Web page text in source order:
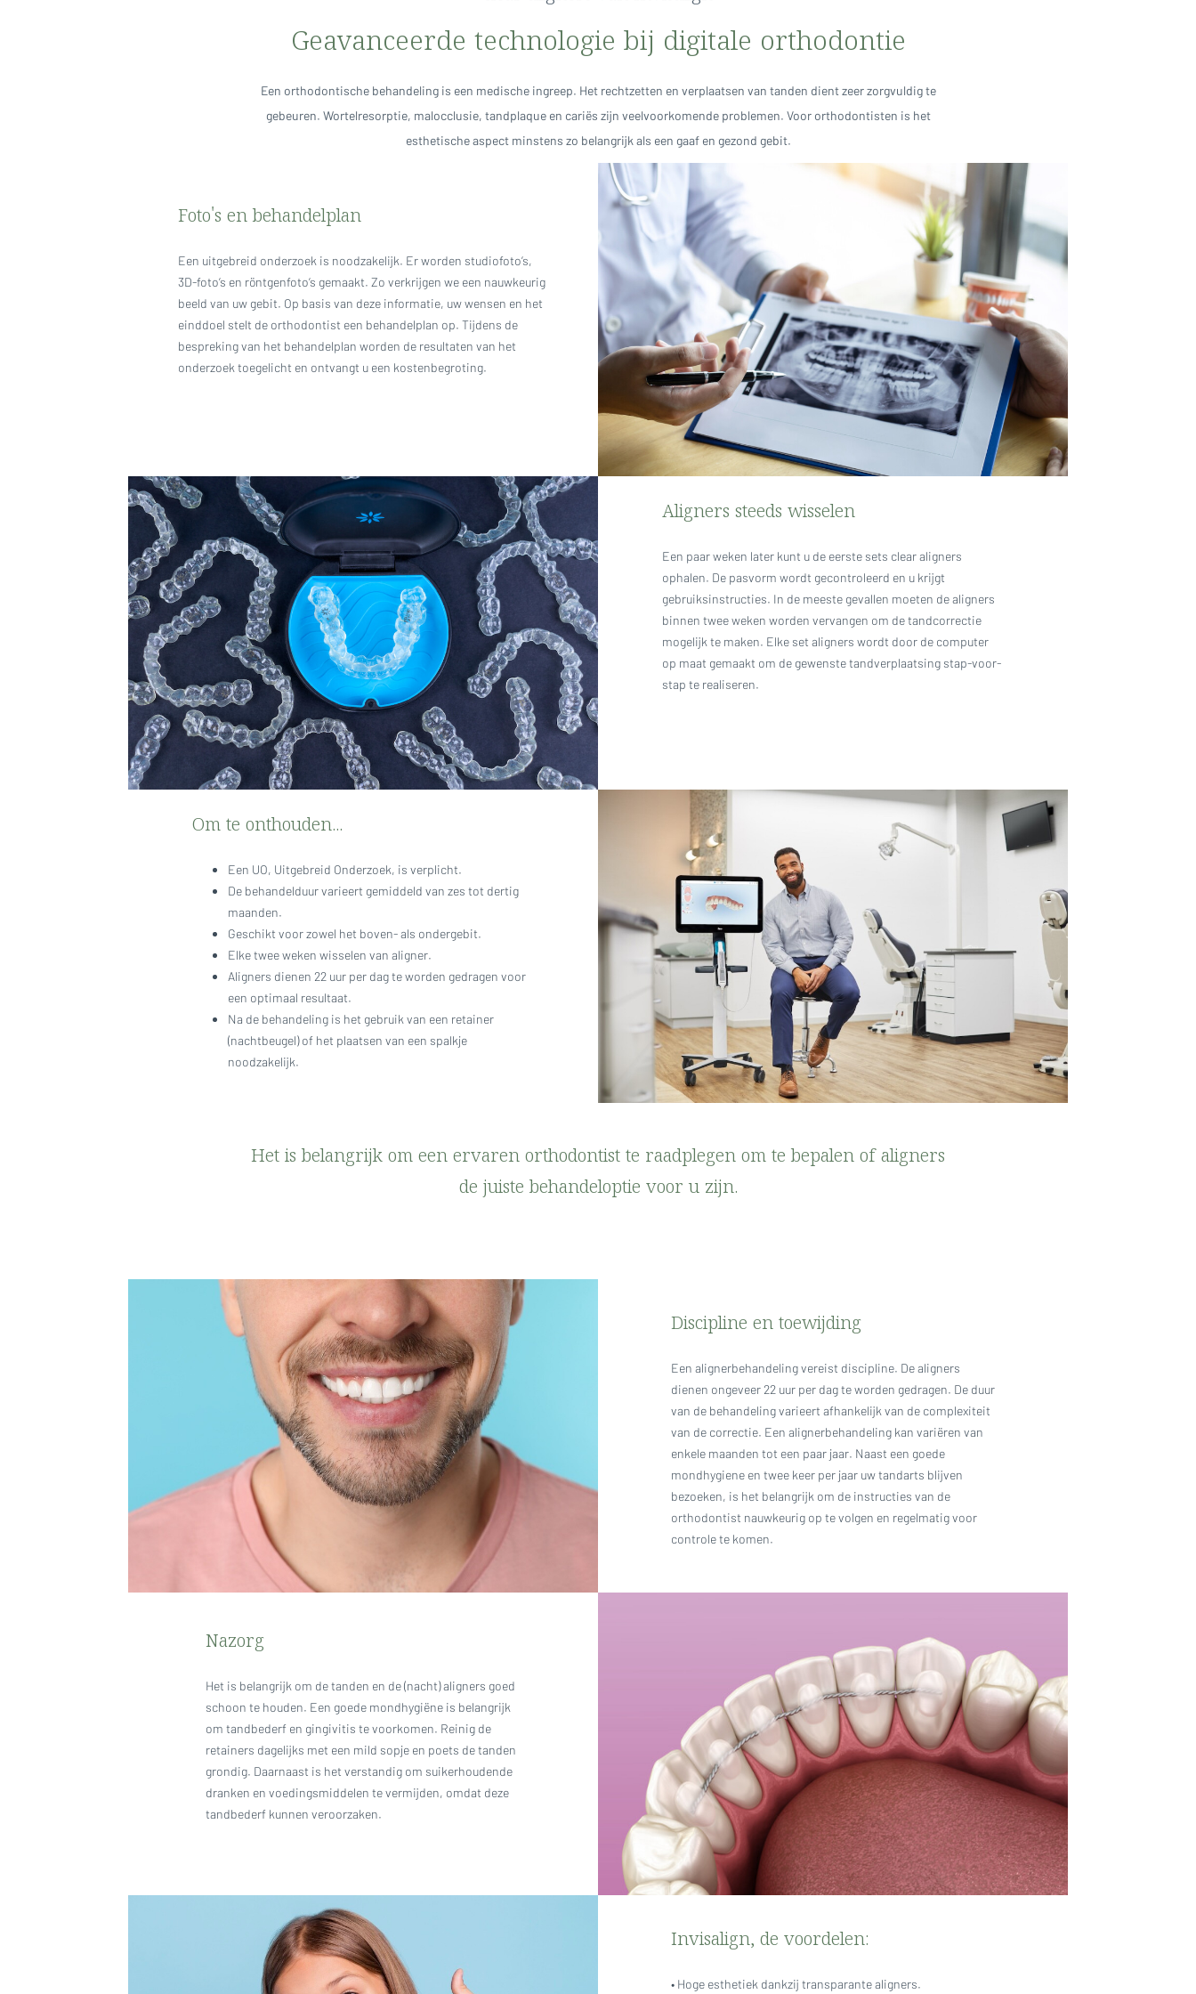
Geavanceerde technologie bij digitale orthodontie
Een orthodontische behandeling is een medische ingreep. Het rechtzetten en verplaatsen van tanden dient zeer zorgvuldig te
gebeuren. Wortelresorptie, malocclusie, tandplaque en cariës zijn veelvoorkomende problemen. Voor orthodontisten is het
esthetische aspect minstens zo belangrijk als een gaaf en gezond gebit.
Foto's en behandelplan
Een uitgebreid onderzoek is noodzakelijk. Er worden studiofoto’s,
3D-foto’s en röntgenfoto’s gemaakt. Zo verkrijgen we een nauwkeurig
beeld van uw gebit. Op basis van deze informatie, uw wensen en het
einddoel stelt de orthodontist een behandelplan op. Tijdens de
bespreking van het behandelplan worden de resultaten van het
onderzoek toegelicht en ontvangt u een kostenbegroting.
Aligners steeds wisselen
Een paar weken later kunt u de eerste sets clear aligners
ophalen. De pasvorm wordt gecontroleerd en u krijgt
gebruiksinstructies. In de meeste gevallen moeten de aligners
binnen twee weken worden vervangen om de tandcorrectie
mogelijk te maken. Elke set aligners wordt door de computer
op maat gemaakt om de gewenste tandverplaatsing stap-voor-
stap te realiseren.
Om te onthouden...
Een UO, Uitgebreid Onderzoek, is verplicht.
De behandelduur varieert gemiddeld van zes tot dertig
maanden.
Geschikt voor zowel het boven- als ondergebit.
Elke twee weken wisselen van aligner.
Aligners dienen 22 uur per dag te worden gedragen voor
een optimaal resultaat.
Na de behandeling is het gebruik van een retainer
(nachtbeugel) of het plaatsen van een spalkje
noodzakelijk.
Het is belangrijk om een ervaren orthodontist te raadplegen om te bepalen of aligners
de juiste behandeloptie voor u zijn.
Discipline en toewijding
Een alignerbehandeling vereist discipline. De aligners
dienen ongeveer 22 uur per dag te worden gedragen. De duur
van de behandeling varieert afhankelijk van de complexiteit
van de correctie. Een alignerbehandeling kan variëren van
enkele maanden tot een paar jaar. Naast een goede
mondhygiene en twee keer per jaar uw tandarts blijven
bezoeken, is het belangrijk om de instructies van de
orthodontist nauwkeurig op te volgen en regelmatig voor
controle te komen.
Nazorg
Het is belangrijk om de tanden en de (nacht) aligners goed
schoon te houden. Een goede mondhygiëne is belangrijk
om tandbederf en gingivitis te voorkomen. Reinig de
retainers dagelijks met een mild sopje en poets de tanden
grondig. Daarnaast is het verstandig om suikerhoudende
dranken en voedingsmiddelen te vermijden, omdat deze
tandbederf kunnen veroorzaken.
Invisalign, de voordelen:
• Hoge esthetiek dankzij transparante aligners.